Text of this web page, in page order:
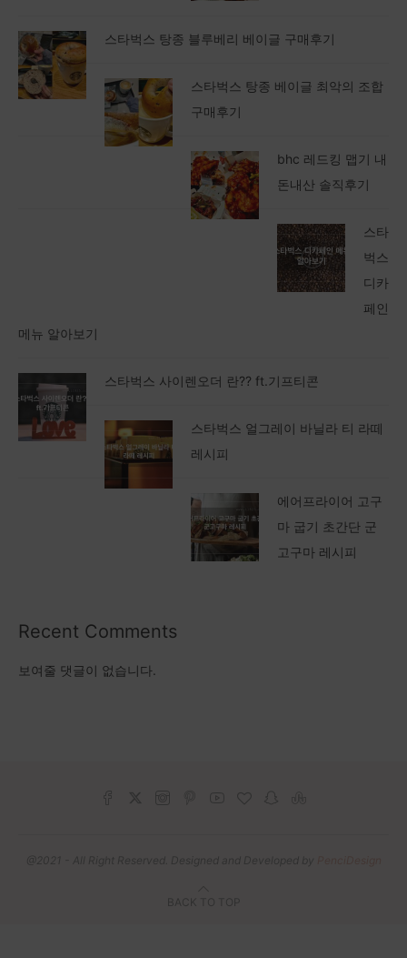
스타벅스 탕종 블루베리 베이글 구매후기
스타벅스 탕종 베이글 최악의 조합
구매후기
bhc 레드킹 맵기 내
돈내산 솔직후기
스타
벅스
디카
페인
메뉴 알아보기
스타벅스 사이렌오더 란?? ft.기프티콘
스타벅스 얼그레이 바닐라 티 라떼
레시피
에어프라이어 고구
마 굽기 초간단 군
고구마 레시피
Recent Comments
보여줄 댓글이 없습니다.
@2021 - All Right Reserved. Designed and Developed by
BACK TO TOP